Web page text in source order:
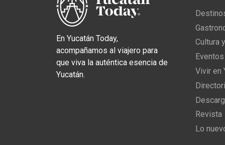
En Yucatán Today,
acompañamos al viajero para
que viva la auténtica esencia de
Yucatán.
Cultura
Vivir en
Revista
Lo